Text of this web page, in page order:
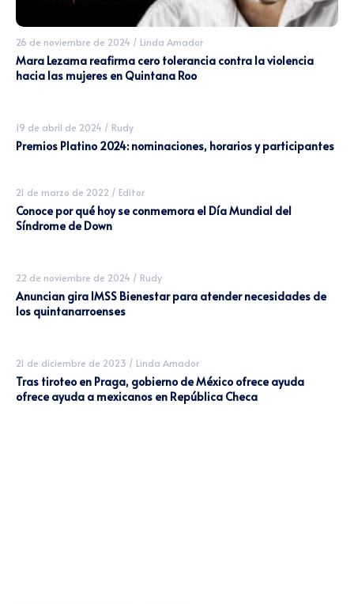
26 de noviembre de 2024 / Linda Amador
Mara Lezama reafirma cero tolerancia contra la violencia
hacia las mujeres en Quintana Roo
19 de abril de 2024 / Rudy
Premios Platino 2024: nominaciones, horarios y participantes
21 de marzo de 2022 / Editor
Conoce por qué hoy se conmemora el Día Mundial del
Síndrome de Down
22 de noviembre de 2024 / Rudy
Anuncian gira IMSS Bienestar para atender necesidades de
los quintanarroenses
21 de diciembre de 2023 / Linda Amador
Tras tiroteo en Praga, gobierno de México ofrece ayuda
ofrece ayuda a mexicanos en República Checa